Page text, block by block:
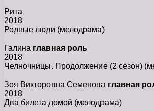
Рита
2018
Родные люди (мелодрама)
Галина главная роль
2018
Челночницы. Продолжение (2 сезон)
Зоя Викторовна Семенова главная
2018
Два билета домой (мелодрама)